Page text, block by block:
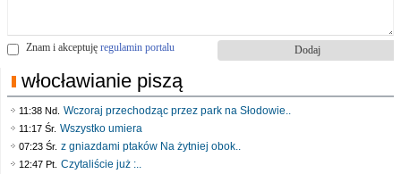
Znam i akceptuję regulamin portalu
włocławianie piszą
11:38 Nd. Wczoraj przechodząc przez park na Słodowie..
11:17 Śr. Wszystko umiera
07:23 Śr. z gniazdami ptaków Na żytniej obok..
12:47 Pt. Czytaliście już :..